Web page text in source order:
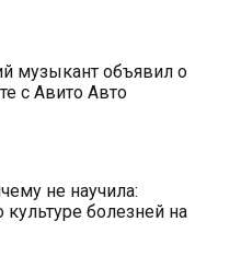
музыкант объявил о
с Авито Авто
не научила:
болезней на